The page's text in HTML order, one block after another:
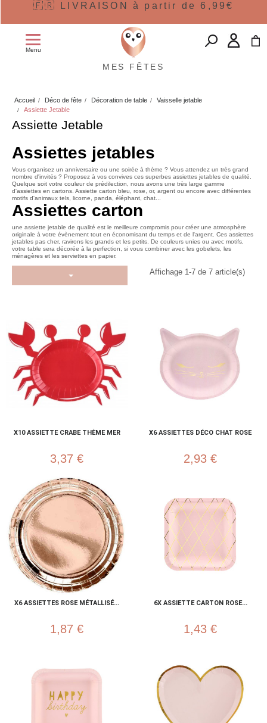
🇫🇷 LIVRAISON à partir de 6,99€
Menu
MES FÊTES
Accueil Déco de fête Décoration de table
Vaisselle jetable
Assiette Jetable
Assiette Jetable
Assiettes jetables
Vous organisez un anniversaire ou une soirée à thème ? Vous attendez un très grand
nombre d'invités ? Proposez à vos convives ces superbes assiettes jetables de qualité.
Quelque soit votre couleur de prédilection, nous avons une très large gamme
d'assiettes en cartons. Assiette carton bleu, rose, or, argent ou encore avec différentes
motifs d'animaux tels, licorne, panda, éléphant, chat...
Assiettes carton
une assiette jetable de qualité est le meilleure compromis pour créer une atmosphère
originale à votre évènement tout en économisant du temps et de l'argent. Ces assiettes
jetables pas cher, ravirons les grands et les petits. De couleurs unies ou avec motifs,
votre table sera décorée à la perfection, si vous combiner avec les gobelets, les
ménagères et les serviettes en papier.
Affichage 1-7 de 7 article(s)
X10 ASSIETTE CRABE THÈME MER
3,37 €
X6 ASSIETTES DÉCO CHAT ROSE
2,93 €
X6 ASSIETTES ROSE MÉTALLISÉ...
1,87 €
6X ASSIETTE CARTON ROSE...
1,43 €